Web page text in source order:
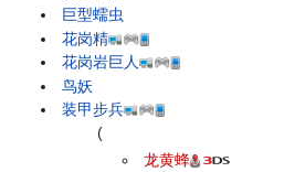
巨型蠕虫
花岗精
花岗岩巨人
鸟妖
装甲步兵
(
龙黄蜂